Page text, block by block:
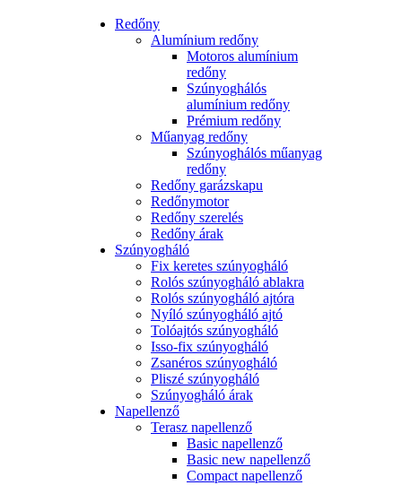
Redőny
Alumínium redőny
Motoros alumínium
redőny
Szúnyoghálós
alumínium redőny
Prémium redőny
Műanyag redőny
Szúnyoghálós műanyag
redőny
Redőny garázskapu
Redőnymotor
Redőny szerelés
Redőny árak
Szúnyogháló
Fix keretes szúnyogháló
Rolós szúnyogháló ablakra
Rolós szúnyogháló ajtóra
Nyíló szúnyogháló ajtó
Tolóajtós szúnyogháló
Isso-fix szúnyogháló
Zsanéros szúnyogháló
Pliszé szúnyogháló
Szúnyogháló árak
Napellenző
Terasz napellenző
Basic napellenző
Basic new napellenző
Compact napellenző